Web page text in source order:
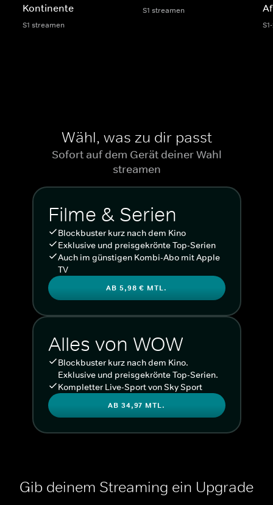
Kontinente
S1 streamen
S1 streamen
Wähl, was zu dir passt
Sofort auf dem Gerät deiner Wahl
streamen
Filme & Serien
Blockbuster kurz nach dem Kino
Exklusive und preisgekrönte Top-Serien
Auch im günstigen Kombi-Abo mit Apple
TV
AB 5,98 € MTL.
Alles von WOW
Blockbuster kurz nach dem Kino.
Exklusive und preisgekrönte Top-Serien.
Kompletter Live-Sport von Sky Sport
AB 34,97 MTL.
Gib deinem Streaming ein Upgrade